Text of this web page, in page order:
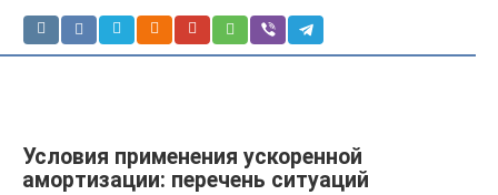
Условия применения ускоренной
амортизации: перечень ситуаций